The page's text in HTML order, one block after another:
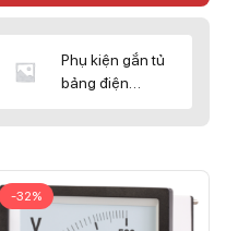
Phụ kiện gắn tủ
bảng điện
-32%